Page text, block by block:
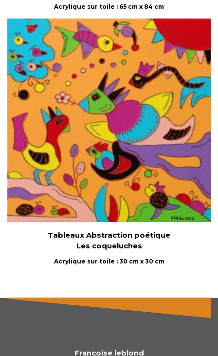
Acrylique sur toile : 65 cm x 84 cm
Tableaux Abstraction poétique
Les coqueluches
Acrylique sur toile : 30 cm x 30 cm
Françoise leblond